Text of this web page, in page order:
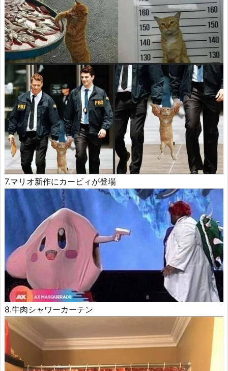
7.マリオ新作にカービィが登場
8.牛肉シャワーカーテン